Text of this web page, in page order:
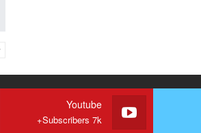
Youtube
Subscribers 7k+